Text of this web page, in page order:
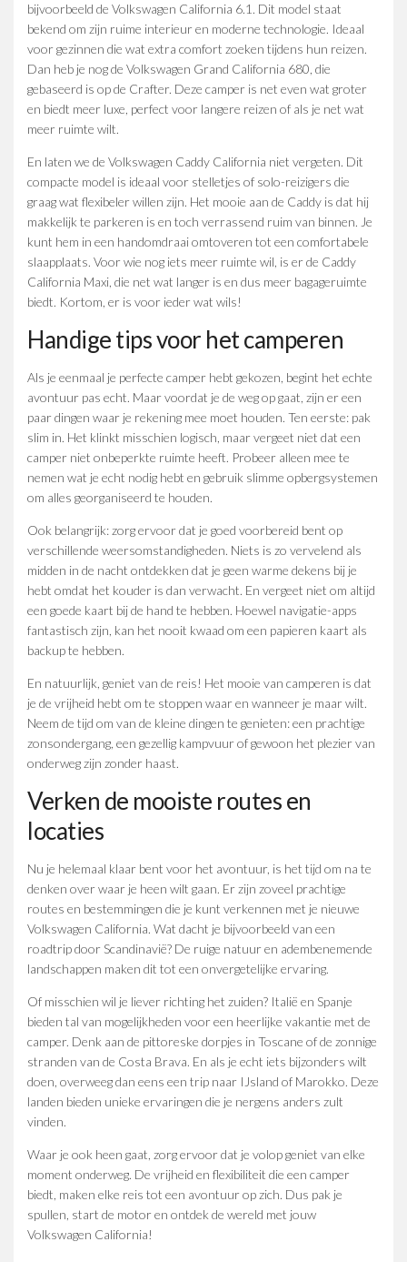
bijvoorbeeld de Volkswagen California 6.1. Dit model staat
bekend om zijn ruime interieur en moderne technologie. Ideaal
voor gezinnen die wat extra comfort zoeken tijdens hun reizen.
Dan heb je nog de Volkswagen Grand California 680, die
gebaseerd is op de Crafter. Deze camper is net even wat groter
en biedt meer luxe, perfect voor langere reizen of als je net wat
meer ruimte wilt.
En laten we de Volkswagen Caddy California niet vergeten. Dit
compacte model is ideaal voor stelletjes of solo-reizigers die
graag wat flexibeler willen zijn. Het mooie aan de Caddy is dat hij
makkelijk te parkeren is en toch verrassend ruim van binnen. Je
kunt hem in een handomdraai omtoveren tot een comfortabele
slaapplaats. Voor wie nog iets meer ruimte wil, is er de Caddy
California Maxi, die net wat langer is en dus meer bagageruimte
biedt. Kortom, er is voor ieder wat wils!
Handige tips voor het camperen
Als je eenmaal je perfecte camper hebt gekozen, begint het echte
avontuur pas echt. Maar voordat je de weg op gaat, zijn er een
paar dingen waar je rekening mee moet houden. Ten eerste: pak
slim in. Het klinkt misschien logisch, maar vergeet niet dat een
camper niet onbeperkte ruimte heeft. Probeer alleen mee te
nemen wat je echt nodig hebt en gebruik slimme opbergsystemen
om alles georganiseerd te houden.
Ook belangrijk: zorg ervoor dat je goed voorbereid bent op
verschillende weersomstandigheden. Niets is zo vervelend als
midden in de nacht ontdekken dat je geen warme dekens bij je
hebt omdat het kouder is dan verwacht. En vergeet niet om altijd
een goede kaart bij de hand te hebben. Hoewel navigatie-apps
fantastisch zijn, kan het nooit kwaad om een papieren kaart als
backup te hebben.
En natuurlijk, geniet van de reis! Het mooie van camperen is dat
je de vrijheid hebt om te stoppen waar en wanneer je maar wilt.
Neem de tijd om van de kleine dingen te genieten: een prachtige
zonsondergang, een gezellig kampvuur of gewoon het plezier van
onderweg zijn zonder haast.
Verken de mooiste routes en
locaties
Nu je helemaal klaar bent voor het avontuur, is het tijd om na te
denken over waar je heen wilt gaan. Er zijn zoveel prachtige
routes en bestemmingen die je kunt verkennen met je nieuwe
Volkswagen California. Wat dacht je bijvoorbeeld van een
roadtrip door Scandinavië? De ruige natuur en adembenemende
landschappen maken dit tot een onvergetelijke ervaring.
Of misschien wil je liever richting het zuiden? Italië en Spanje
bieden tal van mogelijkheden voor een heerlijke vakantie met de
camper. Denk aan de pittoreske dorpjes in Toscane of de zonnige
stranden van de Costa Brava. En als je echt iets bijzonders wilt
doen, overweeg dan eens een trip naar IJsland of Marokko. Deze
landen bieden unieke ervaringen die je nergens anders zult
vinden.
Waar je ook heen gaat, zorg ervoor dat je volop geniet van elke
moment onderweg. De vrijheid en flexibiliteit die een camper
biedt, maken elke reis tot een avontuur op zich. Dus pak je
spullen, start de motor en ontdek de wereld met jouw
Volkswagen California!